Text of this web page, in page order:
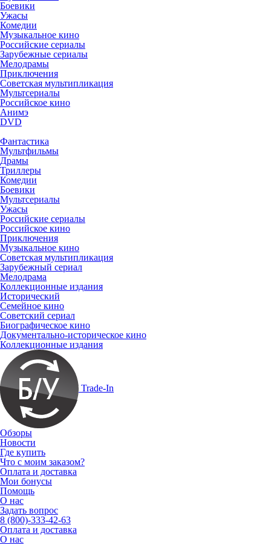
Боевики
Ужасы
Комедии
Музыкальное кино
Российские сериалы
Зарубежные сериалы
Мелодрамы
Приключения
Советская мультипликация
Мультсериалы
Российское кино
Анимэ
DVD
Фантастика
Мультфильмы
Драмы
Триллеры
Комедии
Боевики
Мультсериалы
Ужасы
Российские сериалы
Российское кино
Приключения
Музыкальное кино
Советская мультипликация
Зарубежный сериал
Мелодрама
Коллекционные издания
Исторический
Семейное кино
Советский сериал
Биографическое кино
Документально-историческое кино
Коллекционные издания
Trade-In
Обзоры
Новости
Где купить
Что с моим заказом?
Оплата и доставка
Мои бонусы
Помощь
О нас
Задать вопрос
8 (800)-333-42-63
Оплата и доставка
О нас